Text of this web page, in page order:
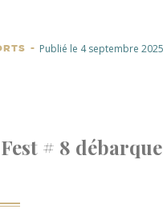
Publié le 4 septembre 2025
# 8